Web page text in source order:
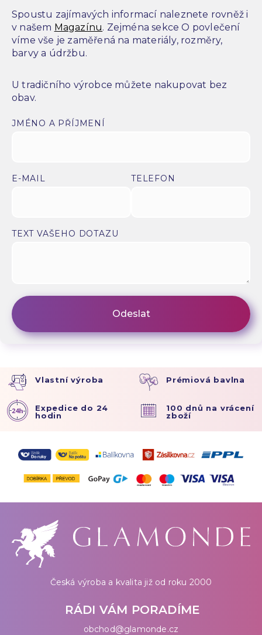
Spoustu zajímavých informací naleznete rovněž i
v našem Magazínu. Zejména sekce O povlečení
víme vše je zaměřená na materiály, rozměry,
barvy a údržbu.
U tradičního výrobce můžete nakupovat bez
obav.
JMÉNO A PŘÍJMENÍ
E-MAIL TELEFON
TEXT VAŠEHO DOTAZU
Vlastní výroba Prémiová bavlna
Expedice do 24
hodin
100 dnů na vrácení
zboží
Česká výroba a kvalita již od roku 2000
RÁDI VÁM PORADÍME
obchod@glamonde.cz